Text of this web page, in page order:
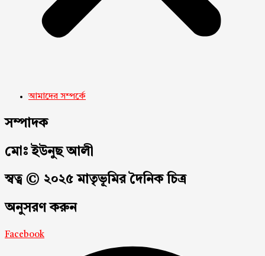
আমাদের সম্পর্কে
সম্পাদক
মোঃ ইউনুছ আলী
স্বত্ব © ২০২৫ মাতৃভূমির দৈনিক চিত্র
অনুসরণ করুন
Facebook